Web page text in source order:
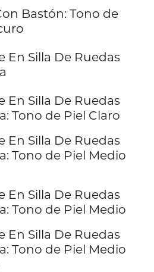
Bastón: Tono de
En Silla De Ruedas
En Silla De Ruedas
Tono de Piel Claro
En Silla De Ruedas
Tono de Piel Medio
En Silla De Ruedas
Tono de Piel Medio
En Silla De Ruedas
Tono de Piel Medio